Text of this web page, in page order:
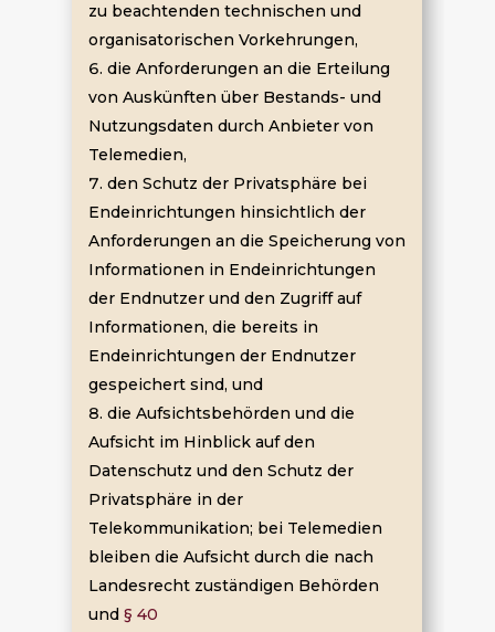
zu beachtenden technischen und
organisatorischen Vorkehrungen,
die Anforderungen an die Erteilung
von Auskünften über Bestands- und
Nutzungsdaten durch Anbieter von
Telemedien,
den Schutz der Privatsphäre bei
Endeinrichtungen hinsichtlich der
Anforderungen an die Speicherung von
Informationen in Endeinrichtungen
der Endnutzer und den Zugriff auf
Informationen, die bereits in
Endeinrichtungen der Endnutzer
gespeichert sind, und
die Aufsichtsbehörden und die
Aufsicht im Hinblick auf den
Datenschutz und den Schutz der
Privatsphäre in der
Telekommunikation; bei Telemedien
bleiben die Aufsicht durch die nach
Landesrecht zuständigen Behörden
und § 40